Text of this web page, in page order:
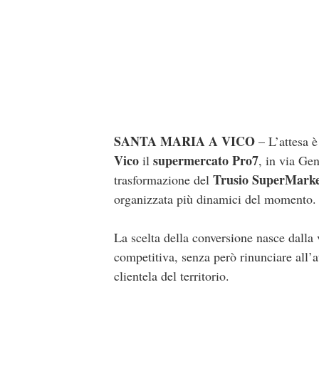
SANTA MARIA A VICO – L’attesa
Vico il supermercato Pro7, in via
trasformazione del Trusio
organizzata più dinamici del momento.
La scelta della conversione nasce
competitiva, senza però rinunciare
clientela del territorio.